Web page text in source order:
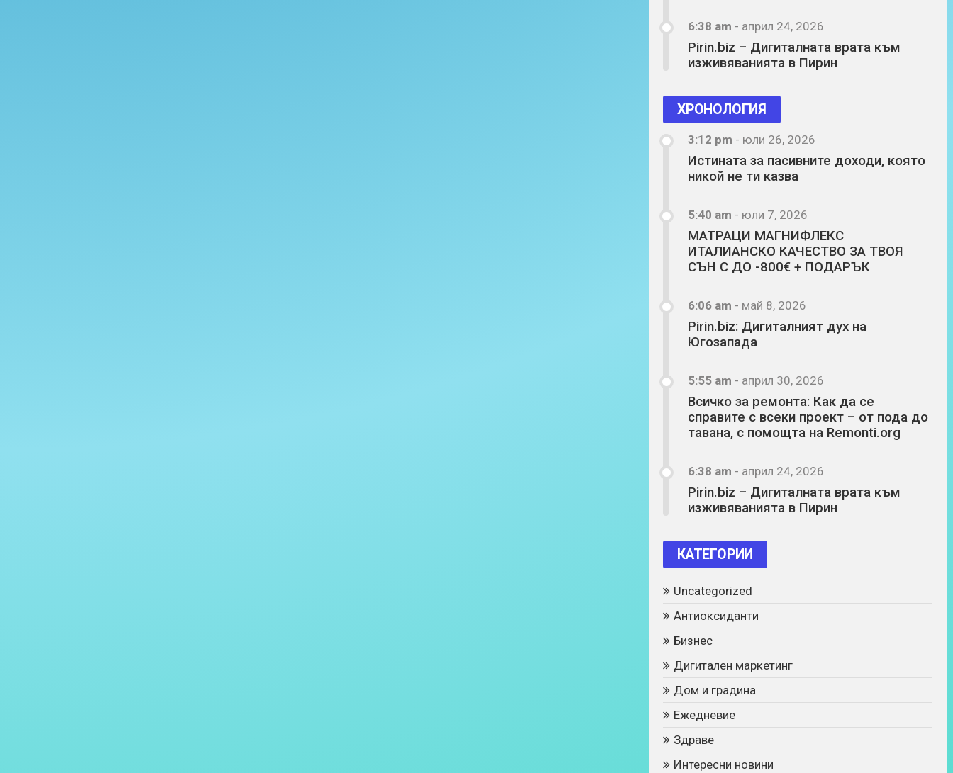
6:38 am - април 24, 2026
Pirin.biz – Дигиталната врата към
изживяванията в Пирин
ХРОНОЛОГИЯ
3:12 pm - юли 26, 2026
Истината за пасивните доходи, която
никой не ти казва
5:40 am - юли 7, 2026
МАТРАЦИ МАГНИФЛЕКС
ИТАЛИАНСКО КАЧЕСТВО ЗА ТВОЯ
СЪН С ДО -800€ + ПОДАРЪК
6:06 am - май 8, 2026
Pirin.biz: Дигиталният дух на
Югозапада
5:55 am - април 30, 2026
Всичко за ремонта: Как да се
справите с всеки проект – от пода до
тавана, с помощта на Remonti.org
6:38 am - април 24, 2026
Pirin.biz – Дигиталната врата към
изживяванията в Пирин
КАТЕГОРИИ
Uncategorized
Антиоксиданти
Бизнес
Дигитален маркетинг
Дом и градина
Ежедневие
Здраве
Интересни новини